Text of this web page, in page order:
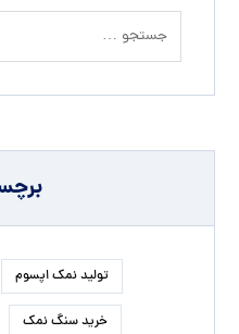
تولید نمک اپسوم
خرید سنگ نمک